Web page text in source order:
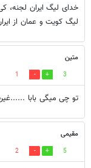
خدای لیگ ایران لجنه،
لیگ کویت و عمان از
متین
3
1
تو چی میگی بابا
مقیمی
5
2